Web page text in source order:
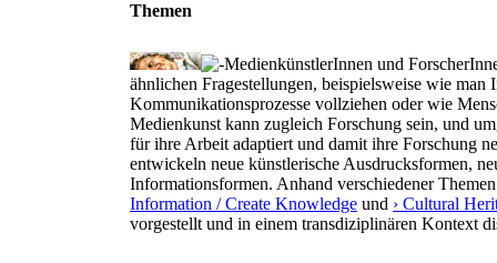
Themen
MedienkünstlerInnen und
ähnlichen Fragestellungen, beispielsweise wie
Kommunikationsprozesse vollziehen oder wie
Medienkunst kann zugleich Forschung sein, und
für ihre Arbeit adaptiert und damit ihre Forschung
entwickeln neue künstlerische Ausdrucksformen,
Informationsformen. Anhand verschiedener
Information / Create Knowledge und › Cultural
vorgestellt und in einem transdiziplinären Kontext